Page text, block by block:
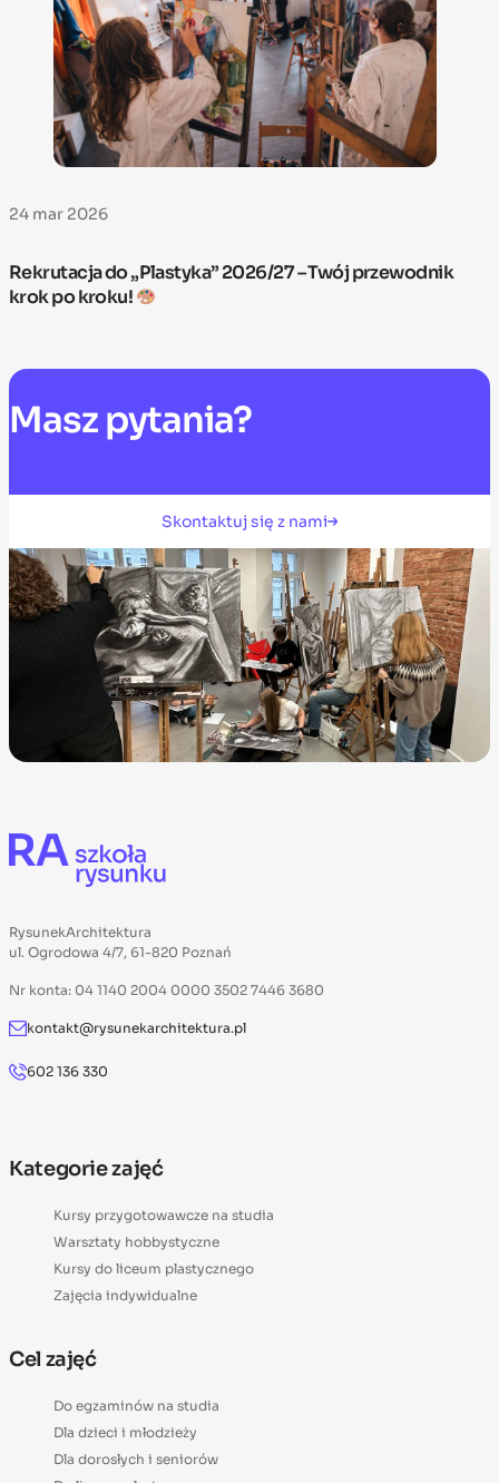
24 mar 2026
Rekrutacja do „Plastyka” 2026/27 – Twój przewodnik
krok po kroku!
Masz pytania?
Skontaktuj się z nami
RysunekArchitektura
ul. Ogrodowa 4/7, 61-820 Poznań
Nr konta: 04 1140 2004 0000 3502 7446 3680
kontakt@rysunekarchitektura.pl
602 136 330
Kategorie zajęć
Kursy przygotowawcze na studia
Warsztaty hobbystyczne
Kursy do liceum plastycznego
Zajęcia indywidualne
Cel zajęć
Do egzaminów na studia
Dla dzieci i młodzieży
Dla dorosłych i seniorów